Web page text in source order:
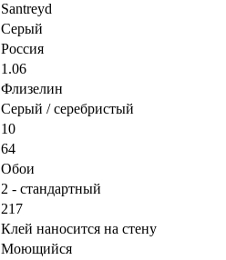
Santreyd
Серый
Россия
1.06
Флизелин
Серый / серебристый
10
64
Обои
2 - стандартный
217
Клей наносится на стену
Моющийся